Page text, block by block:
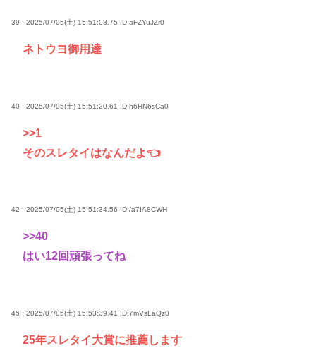
39 : 2025/07/05(土) 15:51:08.75 ID:aFZYuJZr0
ネトウヨ御用達
40 : 2025/07/05(土) 15:51:20.61 ID:h6HN6sCa0
>>1
そのスレタイはなんだよ👈
42 : 2025/07/05(土) 15:51:34.56 ID:/a7IA8CWH
>>40
はい12回頑張ってね
45 : 2025/07/05(土) 15:53:39.41 ID:7mVsLaQz0
25年スレタイ大賞に推薦します